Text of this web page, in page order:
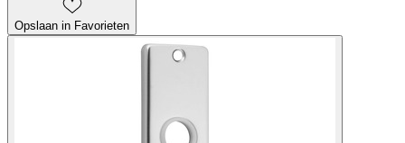
Opslaan in Favorieten